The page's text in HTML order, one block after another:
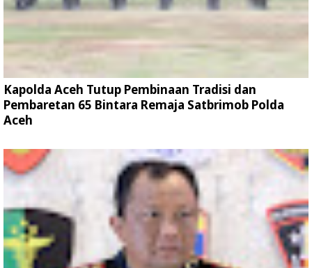
Kapolda Aceh Tutup Pembinaan Tradisi dan
Pembaretan 65 Bintara Remaja Satbrimob Polda
Aceh